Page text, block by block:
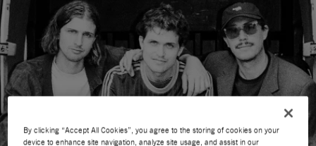
By clicking “Accept All Cookies”, you agree to the storing of cookies on your
device to enhance site navigation, analyze site usage, and assist in our